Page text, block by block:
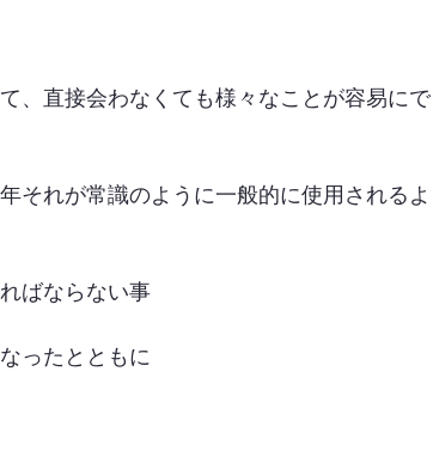
、直接会わなくても様々なことが容易にで
それが常識のように一般的に使用されるよ
ばならない事
ったとともに